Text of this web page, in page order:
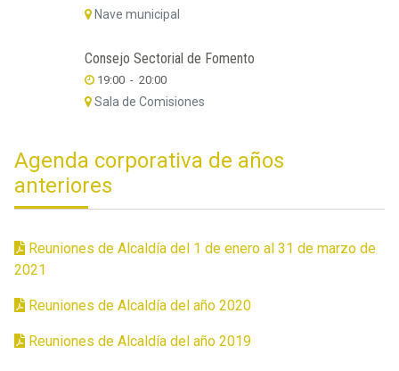
Nave municipal
Consejo Sectorial de Fomento
19:00 -20:00
Sala de Comisiones
Agenda corporativa de años
anteriores
Reuniones de Alcaldía del 1 de enero al 31 de marzo de
2021
Reuniones de Alcaldía del año 2020
Reuniones de Alcaldía del año 2019